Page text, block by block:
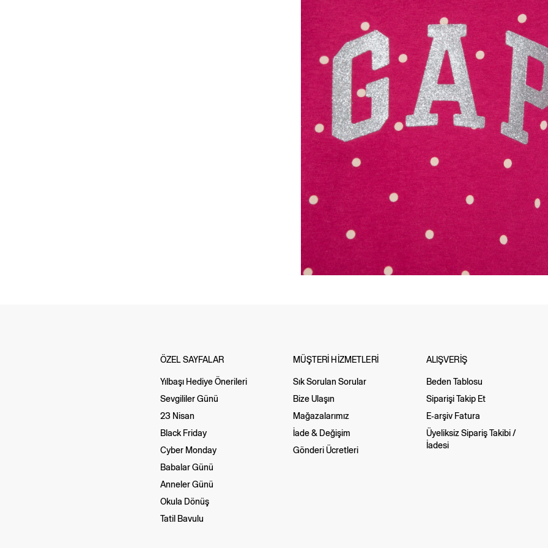
ÖZEL SAYFALAR
Yılbaşı Hediye Önerileri
Sevgililer Günü
23 Nisan
Black Friday
Cyber Monday
Babalar Günü
Anneler Günü
Okula Dönüş
Tatil Bavulu
MÜŞTERİ HİZMETLERİ
Sık Sorulan Sorular
Bize Ulaşın
Mağazalarımız
İade & Değişim
Gönderi Ücretleri
ALIŞVERİŞ
Beden Tablosu
Siparişi Takip Et
E-arşiv Fatura
Üyeliksiz Sipariş Takibi /
İadesi